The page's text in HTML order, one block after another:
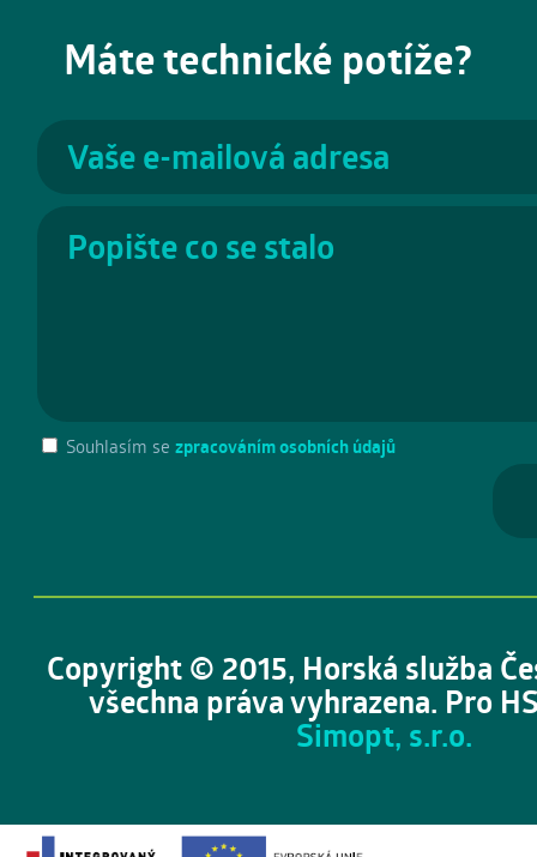
Máte technické potíže?
Souhlasím se zpracováním osobních údajů
Copyright © 2015, Horská služba
všechna práva vyhrazena. Pro
Simopt, s.r.o.